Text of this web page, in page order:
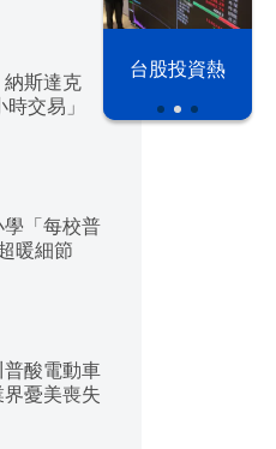
光42演習 台股投資熱
斯達克
交易」
「每校普
暖細節
酸電動車
憂美喪失